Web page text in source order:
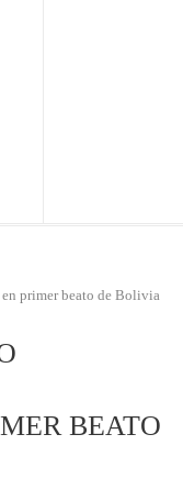
primer beato de Bolivia
BEATO